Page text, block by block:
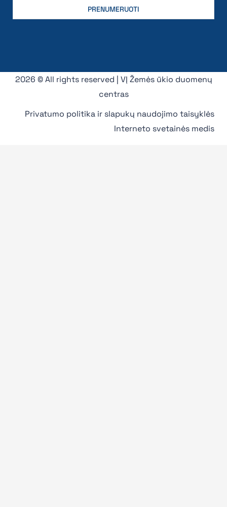
2026 © All rights reserved | VĮ Žemės ūkio duomenų
centras
Privatumo politika ir slapukų naudojimo taisyklės
Interneto svetainės medis